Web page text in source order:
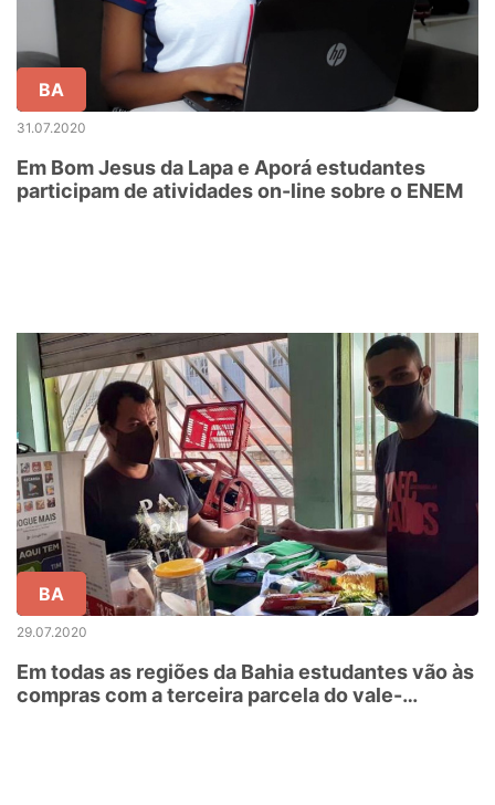
BA
31.07.2020
Em Bom Jesus da Lapa e Aporá estudantes
participam de atividades on-line sobre o ENEM
BA
29.07.2020
Em todas as regiões da Bahia estudantes vão às
compras com a terceira parcela do vale-